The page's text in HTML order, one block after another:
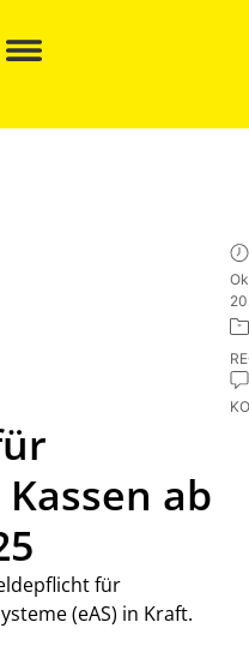
ab
für
(eAS) in Kraft.